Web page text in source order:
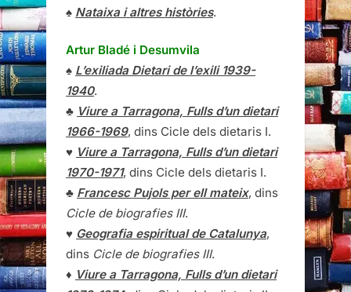
♠ Nataixa i altres històries.
Artur Bladé i Desumvila
♠ L’exiliada Dietari de l’exili 1939-
1940.
♣ Viure a Tarragona, Fulls d’un dietari
1966-1969, dins Cicle dels dietaris I.
♥ Viure a Tarragona, Fulls d’un dietari
1970-1971, dins Cicle dels dietaris I.
♣ Francesc Pujols per ell mateix, dins
Cicle de biografies III.
♥ Geografia espiritual de Catalunya,
dins Cicle de biografies III.
♦ Viure a Tarragona, Fulls d’un dietari